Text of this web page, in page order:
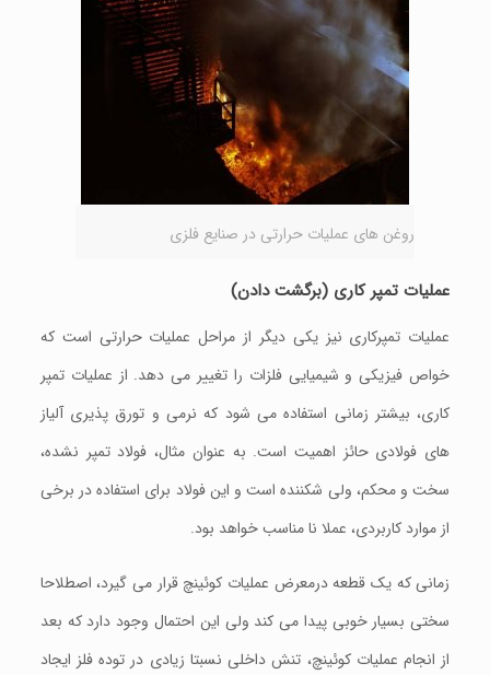
روغن های عملیات حرارتی در صنایع فلزی
عملیات تمپر کاری (برگشت دادن)
عملیات تمپرکاری نیز یکی دیگر از مراحل عملیات حرارتی است که
خواص فیزیکی و شیمیایی فلزات را تغییر می دهد. از عملیات تمپر
کاری، بیشتر زمانی استفاده می شود که نرمی و تورق پذیری آلیاز
های فولادی حائز اهمیت است. به عنوان مثال، فولاد تمپر نشده،
سخت و محکم، ولی شکننده است و این فولاد برای استفاده در برخی
از موارد کاربردی، عملا نا مناسب خواهد بود.
زمانی که یک قطعه درمعرض عملیات کوئینچ قرار می گیرد، اصطلاحا
سختی بسیار خوبی پیدا می کند ولی این احتمال وجود دارد که بعد
از انجام عملیات کوئینچ، تنش داخلی نسبتا زیادی در توده فلز ایجاد